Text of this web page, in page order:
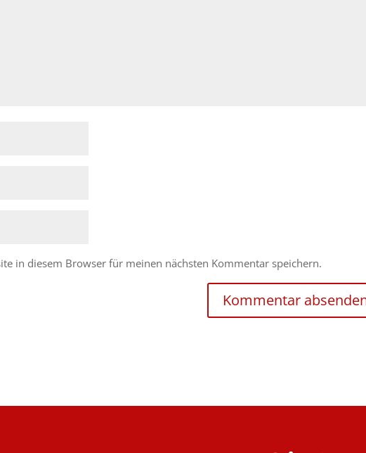
in diesem Browser für meinen nächsten Kommentar speichern.